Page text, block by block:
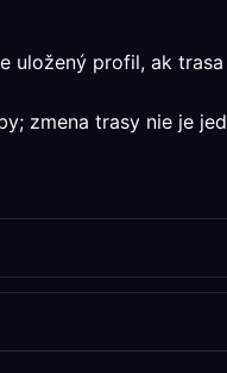
profil, ak
zmena trasy nie je